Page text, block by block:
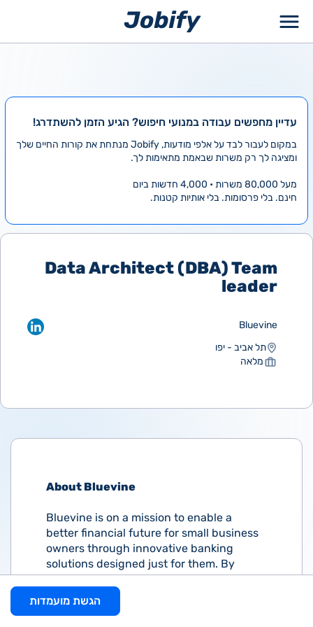
עדיין מחפשים עבודה במנועי חיפוש? הגיע הזמן להשתדרג!
במקום לעבור לבד על אלפי מודעות, Jobify מנתחת את קורות החיים שלך
ומציגה לך רק משרות שבאמת מתאימות לך.
מעל 80,000 משרות • 4,000 חדשות ביום
חינם. בלי פרסומות. בלי אותיות קטנות.
Data Architect (DBA) Team
leader
Bluevine
תל אביב - יפו
מלאה
About Bluevine
Bluevine is on a mission to enable a
better financial future for small business
owners through innovative banking
solutions designed just for them. By
combining best-in-class technology with
advanced security and a deep
understanding of the small business
הגשת מועמדות